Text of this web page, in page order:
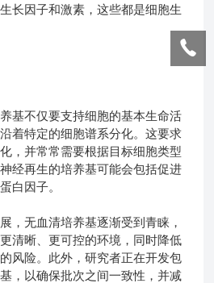
长因子和激素，这些都是细胞生
不仅要支持细胞的基本生命活
着特定的细胞谱系分化。这要求
，并常常需要根据目标细胞类型
经再生的培养基可能会包括促进
白因子。
无血清培养基逐渐受到青睐，
清晰、更可控的环境，同时降低
风险。此外，研究者正在开发包
，以确保批次之间一致性，并减